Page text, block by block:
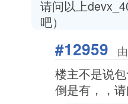
请问以上
吧）
#12959
楼主不是说
倒是有，，